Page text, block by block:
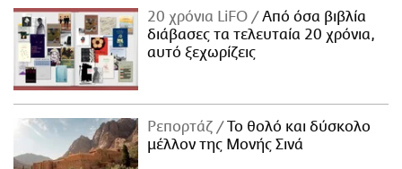
20 χρόνια LiFO
Από όσα βιβλία
διάβασες τα τελευταία 20 χρόνια,
αυτό ξεχωρίζεις
Ρεπορτάζ
Το θολό και δύσκολο
μέλλον της Μονής Σινά